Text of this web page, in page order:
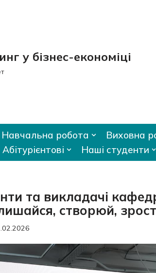
у бізнес-економіці
Навчальна робота Виховна
Абітурієнтові
Наші студенти
та викладачі
створюй,